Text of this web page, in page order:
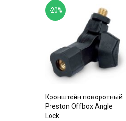
Кронштейн поворотный
Preston Offbox Angle
Lock
-20%